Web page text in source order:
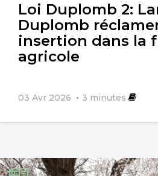
Loi Duplomb 2:
Duplomb
insertion dans la
agricole
03 Avr 2026 3 minutes